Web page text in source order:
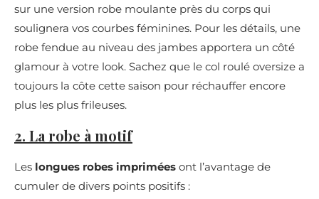
sur une version robe moulante près du corps qui
soulignera vos courbes féminines. Pour les détails, une
robe fendue au niveau des jambes apportera un côté
glamour à votre look. Sachez que le col roulé oversize a
toujours la côte cette saison pour réchauffer encore
plus les plus frileuses.
2. La robe à motif
Les longues robes imprimées ont l’avantage de
cumuler de divers points positifs :